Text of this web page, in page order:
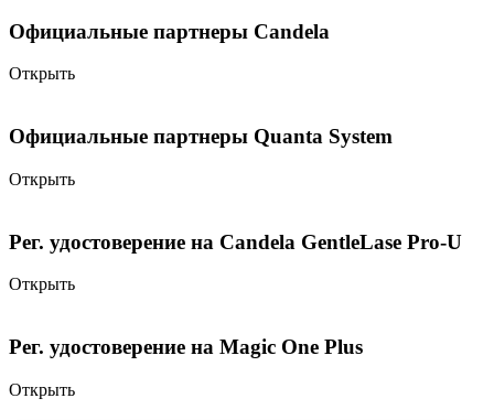
Официальные партнеры Candela
Открыть
Официальные партнеры Quanta System
Открыть
Рег. удостоверение на Candela GentleLase Pro-U
Открыть
Рег. удостоверение на Magic One Plus
Открыть